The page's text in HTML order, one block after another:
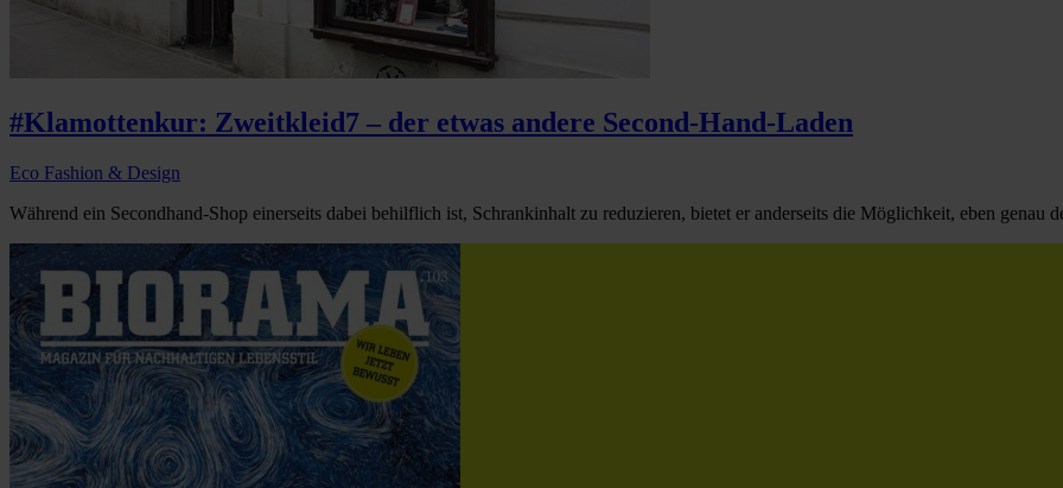
#Klamottenkur: Zweitkleid7 – der etwas andere Second-Hand-Laden
Eco Fashion & Design
Während ein Secondhand-Shop einerseits dabei behilflich ist, Schrankinhalt zu reduzieren, bietet er anderseits die Möglichkeit, eben genau